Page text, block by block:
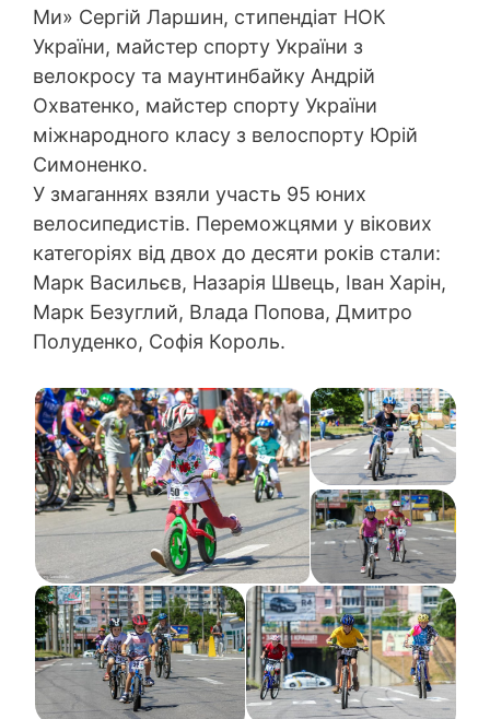
Ми» Сергій Ларшин, стипендіат НОК
України, майстер спорту України з
велокросу та маунтинбайку Андрій
Охватенко, майстер спорту України
міжнародного класу з велоспорту Юрій
Симоненко.
У змаганнях взяли участь 95 юних
велосипедистів. Переможцями у вікових
категоріях від двох до десяти років стали:
Марк Васильєв, Назарія Швець, Іван Харін,
Марк Безуглий, Влада Попова, Дмитро
Полуденко, Софія Король.